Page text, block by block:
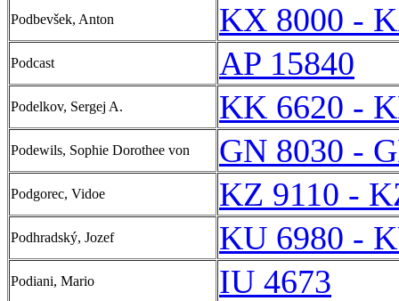
Podbevšek, Anton KX 8000 -
Podcast AP 15840
Podelkov, Sergej A. KK 6620 -
Podewils, Sophie Dorothee von GN 8030 -
Podgorec, Vidoe KZ 9110 -
Podhradský, Jozef KU 6980 -
Podiani, Mario IU 4673